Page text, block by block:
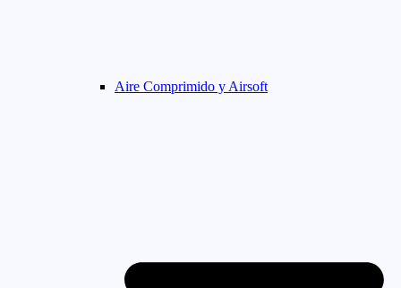
Aire Comprimido y Airsoft